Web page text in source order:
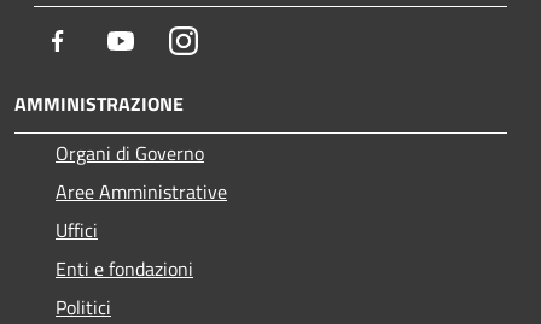
Facebook YoutubeInstagram
AMMINISTRAZIONE
Organi di Governo
Aree Amministrative
Uffici
Enti e fondazioni
Politici